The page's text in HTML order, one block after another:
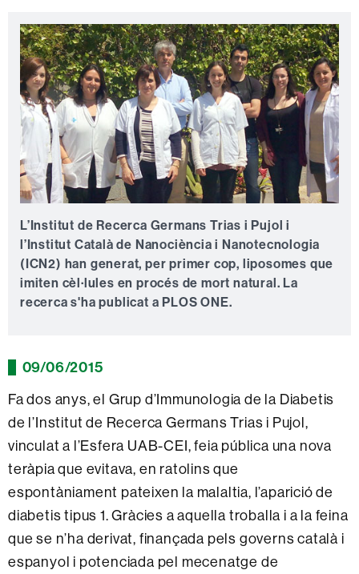
L’Institut de Recerca Germans Trias i Pujol i
l’Institut Català de Nanociència i Nanotecnologia
(ICN2) han generat, per primer cop, liposomes que
imiten cèl·lules en procés de mort natural. La
recerca s'ha publicat a PLOS ONE.
09/06/2015
Fa dos anys, el Grup d’Immunologia de la Diabetis
de l’Institut de Recerca Germans Trias i Pujol,
vinculat a l’Esfera UAB-CEI, feia pública una nova
teràpia que evitava, en ratolins que
espontàniament pateixen la malaltia, l’aparició de
diabetis tipus 1. Gràcies a aquella troballa i a la feina
que se n’ha derivat, finançada pels governs català i
espanyol i potenciada pel mecenatge de